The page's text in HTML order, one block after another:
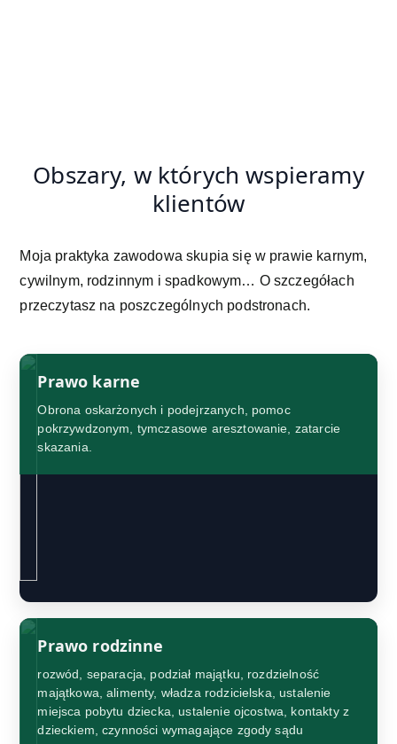
Obszary, w których wspieramy
klientów
Moja praktyka zawodowa skupia się w prawie karnym,
cywilnym, rodzinnym i spadkowym… O szczegółach
przeczytasz na poszczególnych podstronach.
Prawo karne
Obrona oskarżonych i podejrzanych, pomoc
pokrzywdzonym, tymczasowe aresztowanie, zatarcie
skazania.
Prawo rodzinne
rozwód, separacja, podział majątku, rozdzielność
majątkowa, alimenty, władza rodzicielska, ustalenie
miejsca pobytu dziecka, ustalenie ojcostwa, kontakty z
dzieckiem, czynności wymagające zgody sądu